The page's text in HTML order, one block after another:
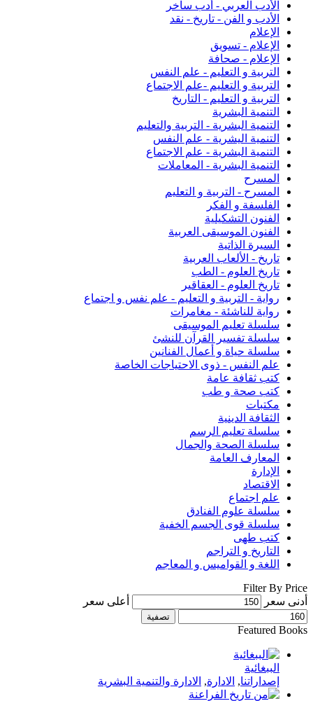
الأدب العربي - أدب ساخر
الأدب و الفن - تاريخ - نقد
الإعلام
الإعلام - تسويق
الإعلام - صحافة
التربية و التعليم - علم النفس
التربية و التعليم -علم الاجتماع
التربية و التعليم - التاريخ
التنمية البشرية
التنمية البشرية - التربية والتعليم
التنمية اليشرية - علم النفس
التنمية البشرية - علم الاجتماع
التنمية البشرية - المعاملات
المسرح
المسرح - التربية و التعليم
الفلسفة و الفكر
الفنون التشكيلية
الفنون الموسيقى العربية
السيرة الذاتية
تاريخ - الألعاب العربية
تاريخ العلوم - الطب
تاريخ العلوم - العقاقير
رواية - التربية و التعليم - علم نفس و اجتماع
رواية للناشئة - مغامرات
سلسلة تعليم الموسيقى
سلسلة تفسير القرآن للنشئ
سلسلة حياة و أعمال الفنانين
علم النفس - ذوى الاحتياجات الخاصة
كتب ثقافة عامة
كتب صحة و طب
مكتبات
الثقافة الدينية
سلسلة تعليم الرسم
سلسلة الصحة والجمال
المعارف العامة
الإدارة
الاقتصاد
علم اجتماع
سلسلة علوم الفنادق
سلسلة قوى الجسم الخفية
كتب طهى
التاريخ و التراجم
اللغة و القواميس و المعاجم
Filter By Price
أدنى سعر
أعلى سعر
تصفية
Featured Books
الببغائية
إصداراتنا, الادارة, الادارة والتنمية البشرية